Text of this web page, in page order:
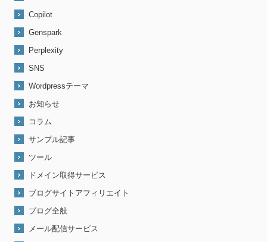
Copilot
Genspark
Perplexity
SNS
Wordpressテーマ
お知らせ
コラム
サンプル記事
ツール
ドメイン取得サービス
ブログサイトアフィリエイト
ブログ全般
メール配信サービス